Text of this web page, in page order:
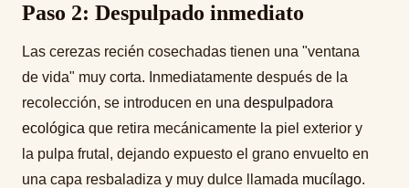
Paso 2: Despulpado inmediato
Las cerezas recién cosechadas tienen una "ventana
de vida" muy corta. Inmediatamente después de la
recolección, se introducen en una despulpadora
ecológica que retira mecánicamente la piel exterior y
la pulpa frutal, dejando expuesto el grano envuelto en
una capa resbaladiza y muy dulce llamada mucílago.